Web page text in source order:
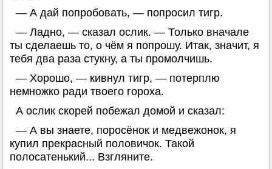
— А дай попробовать, — попросил тигр.
— Ладно, — сказал ослик. — Только вначале
ты сделаешь то, о чём я попрошу. Итак, значит, я
тебя два раза стукну, а ты промолчишь.
— Хорошо, — кивнул тигр, — потерплю
немножко ради твоего гороха.
А ослик скорей побежал домой и сказал:
— А вы знаете, поросёнок и медвежонок, я
купил прекрасный половичок. Такой
полосатенький... Взгляните.